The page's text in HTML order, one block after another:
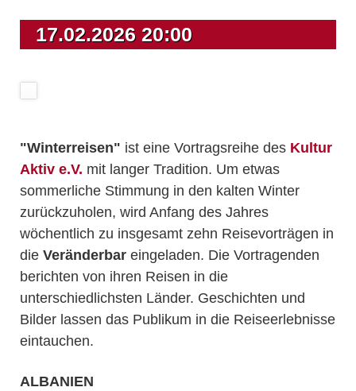
17.02.2026 20:00
"Winterreisen" ist eine Vortragsreihe des Kultur
Aktiv e.V. mit langer Tradition. Um etwas
sommerliche Stimmung in den kalten Winter
zurückzuholen, wird Anfang des Jahres
wöchentlich zu insgesamt zehn Reisevorträgen in
die Veränderbar eingeladen. Die Vortragenden
berichten von ihren Reisen in die
unterschiedlichsten Länder. Geschichten und
Bilder lassen das Publikum in die Reiseerlebnisse
eintauchen.
ALBANIEN